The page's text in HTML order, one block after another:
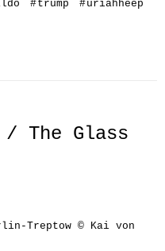
#trump #uriahheep
/ The Glass
Treptow © Kai von